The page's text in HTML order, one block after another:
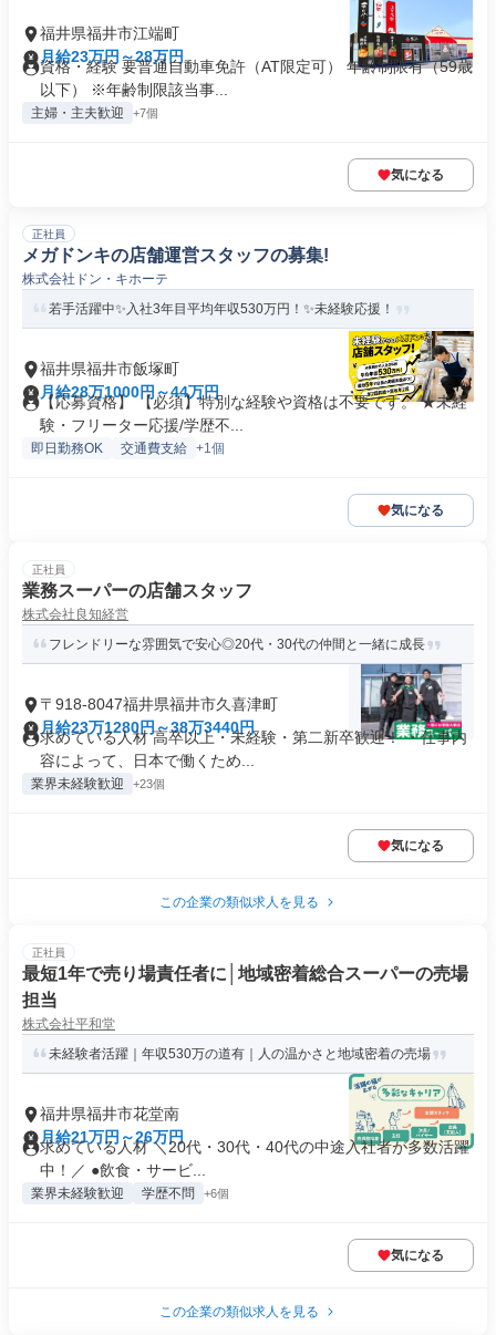
福井県福井市江端町
月給23万円～28万円
資格・経験 要普通自動車免許（AT限定可） 年齢制限有（59歳
以下） ※年齢制限該当事...
主婦・主夫歓迎 +7個
気になる
正社員
メガドンキの店舗運営スタッフの募集!
株式会社ドン・キホーテ
若手活躍中✨入社3年目平均年収530万円！✨未経験応援！
福井県福井市飯塚町
月給28万1000円～44万円
【応募資格】 【必須】特別な経験や資格は不要です。 ★未経
験・フリーター応援/学歴不...
即日勤務OK 交通費支給 +1個
気になる
正社員
業務スーパーの店舗スタッフ
株式会社良知経営
フレンドリーな雰囲気で安心◎20代・30代の仲間と一緒に成長
〒918-8047福井県福井市久喜津町
月給23万1280円～38万3440円
求めている人材 高卒以上・未経験・第二新卒歓迎！ ・仕事内
容によって、日本で働くため...
業界未経験歓迎 +23個
気になる
この企業の類似求人を見る
正社員
最短1年で売り場責任者に│地域密着総合スーパーの売場
担当
株式会社平和堂
未経験者活躍｜年収530万の道有｜人の温かさと地域密着の売場
福井県福井市花堂南
月給21万円～26万円
求めている人材 ＼20代・30代・40代の中途入社者が多数活躍
中！／ ●飲食・サービ...
業界未経験歓迎 学歴不問 +6個
気になる
この企業の類似求人を見る